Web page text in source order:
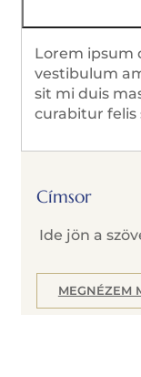
Lorem ipsum
vestibulum
sit mi duis
curabitur felis
Címsor
Ide jön a
MEGNÉZEM